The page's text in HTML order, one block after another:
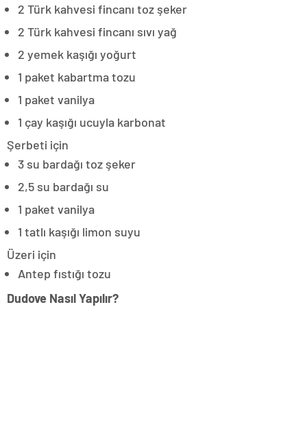
2 Türk kahvesi fincanı toz şeker
2 Türk kahvesi fincanı sıvı yağ
2 yemek kaşığı yoğurt
1 paket kabartma tozu
1 paket vanilya
1 çay kaşığı ucuyla karbonat
Şerbeti için
3 su bardağı toz şeker
2,5 su bardağı su
1 paket vanilya
1 tatlı kaşığı limon suyu
Üzeri için
Antep fıstığı tozu
Dudove Nasıl Yapılır?